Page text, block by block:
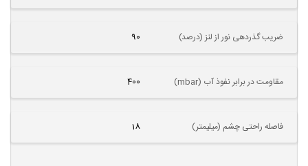
ضریب گذردهی نور از لنز (درصد) 90
مقاومت در برابر نفوذ آب (mbar) 400
فاصله راحتی چشم (میلیمتر) 18